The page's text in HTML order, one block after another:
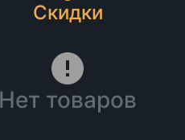
Скидки
Нет товаров